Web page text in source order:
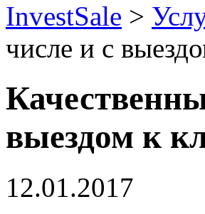
InvestSale >
числе и с
выездом к
12.01.2017